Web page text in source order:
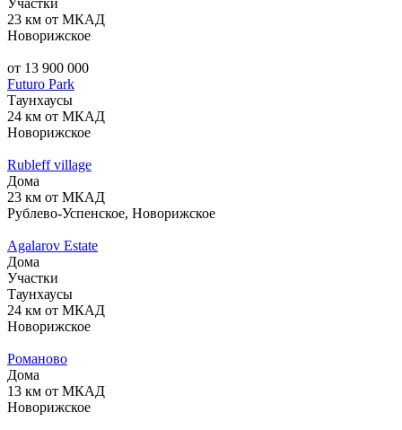
Участки
23 км от МКАД
Новорижское
от 13 900 000
Futuro Park
Таунхаусы
24 км от МКАД
Новорижское
Rubleff village
Дома
23 км от МКАД
Рублево-Успенское, Новорижское
Agalarov Estate
Дома
Участки
Таунхаусы
24 км от МКАД
Новорижское
Романово
Дома
13 км от МКАД
Новорижское